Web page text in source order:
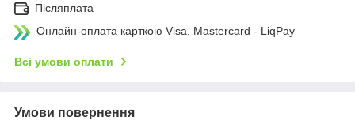
Післяплата
Онлайн-оплата карткою Visa, Mastercard - LiqPay
Всі умови оплати
Умови повернення